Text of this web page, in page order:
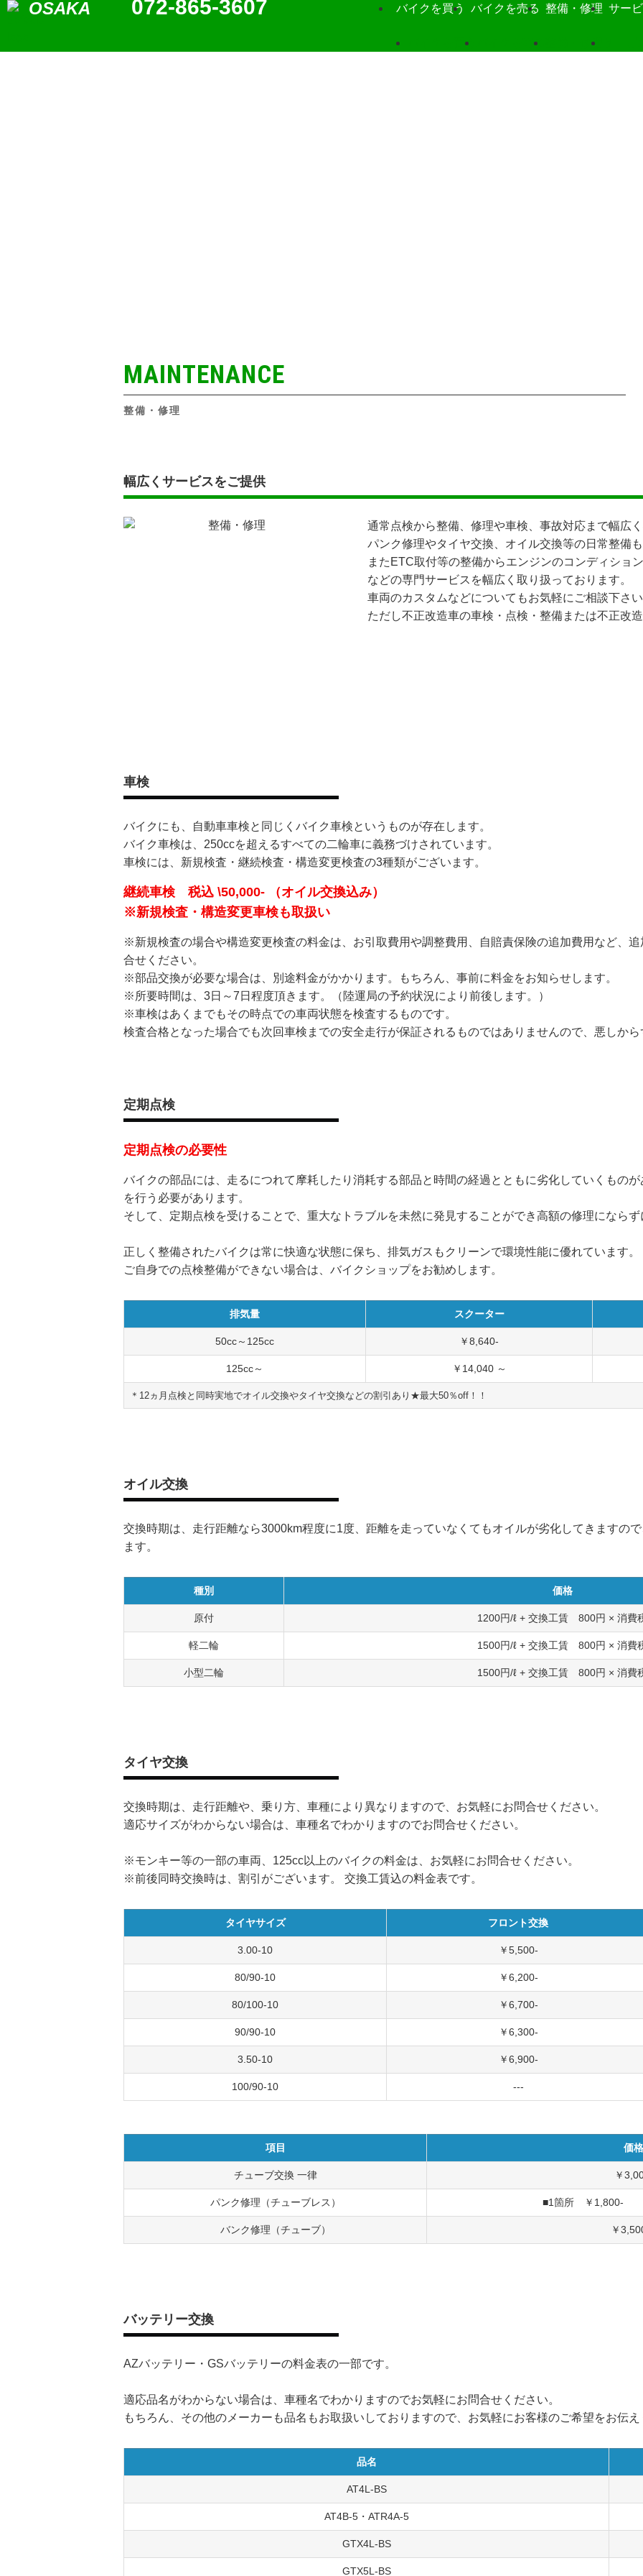
OSAKA 072-865-3607 バイクを買う バイクを売る 整備・修理 サー
バイクを買う バイクを売る 整備・修理 サービ
MAINTENANCE
整備・修理
幅広くサービスをご提供
通常点検から整備、修理や車検、事故対応まで幅広く
パンク修理やタイヤ交換、オイル交換等の日常整備も
またETC取付等の整備からエンジンのコンディショ
などの専門サービスを幅広く取り扱っております。
車両のカスタムなどについてもお気軽にご相談下さい
ただし不正改造車の車検・点検・整備または不正改
車検
バイクにも、自動車車検と同じくバイク車検というものが存在します。
バイク車検は、250ccを超えるすべての二輪車に義務づけされています。
車検には、新規検査・継続検査・構造変更検査の3種類がございます。
継続車検 税込 \50,000- （オイル交換込み）
※新規検査・構造変更車検も取扱い
※新規検査の場合や構造変更検査の料金は、お引取費用や調整費用、自賠責保険の追加費用など、
合せください。
※部品交換が必要な場合は、別途料金がかかります。もちろん、事前に料金をお知らせします。
※所要時間は、3日～7日程度頂きます。（陸運局の予約状況により前後します。）
※車検はあくまでもその時点での車両状態を検査するものです。
検査合格となった場合でも次回車検までの安全走行が保証されるものではありませんので、悪しから
定期点検
定期点検の必要性
バイクの部品には、走るにつれて摩耗したり消耗する部品と時間の経過とともに劣化していくもの
を行う必要があります。
そして、定期点検を受けることで、重大なトラブルを未然に発見することができ高額の修理にならず
正しく整備されたバイクは常に快適な状態に保ち、排気ガスもクリーンで環境性能に優れています。
ご自身での点検整備ができない場合は、バイクショップをお勧めします。
排気量 スクーター
50cc～125cc ￥8,640-
125cc～ ￥14,040 ～
＊12ヵ月点検と同時実地でオイル交換やタイヤ交換などの割引あり★最大50％off！！
オイル交換
交換時期は、走行距離なら3000km程度に1度、距離を走っていなくてもオイルが劣化してきますの
ます。
種別 価格
原付 1200円/ℓ + 交換工賃 800円 × 消費
軽二輪 1500円/ℓ + 交換工賃 800円 × 消費
小型二輪 1500円/ℓ + 交換工賃 800円 × 消費
タイヤ交換
交換時期は、走行距離や、乗り方、車種により異なりますので、お気軽にお問合せください。
適応サイズがわからない場合は、車種名でわかりますのでお問合せください。
※モンキー等の一部の車両、125cc以上のバイクの料金は、お気軽にお問合せください。
※前後同時交換時は、割引がございます。 交換工賃込の料金表です。
タイヤサイズ フロント交換
3.00-10 ￥5,500-
80/90-10 ￥6,200-
80/100-10 ￥6,700-
90/90-10 ￥6,300-
3.50-10 ￥6,900-
100/90-10 ---
項目 価格
チューブ交換 一律 ￥
パンク修理（チューブレス） ■1箇所 ￥1,800-
バンク修理（チューブ） ￥
バッテリー交換
AZバッテリー・GSバッテリーの料金表の一部です。
適応品名がわからない場合は、車種名でわかりますのでお気軽にお問合せください。
もちろん、その他のメーカーも品名もお取扱いしておりますので、お気軽にお客様のご希望をお伝え
品名
AT4L-BS
AT4B-5・ATR4A-5
GTX4L-BS
GTX5L-BS